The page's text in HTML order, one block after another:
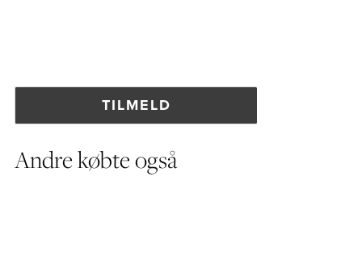
Andre købte også